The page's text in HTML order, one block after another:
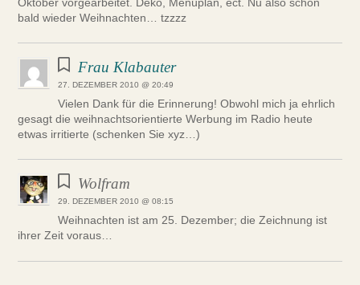
Oktober vorgearbeitet. Deko, Menüplan, ect. Nu also schon
bald wieder Weihnachten… tzzzz
Frau Klabauter
27. DEZEMBER 2010 @ 20:49
Vielen Dank für die Erinnerung! Obwohl mich ja ehrlich
gesagt die weihnachtsorientierte Werbung im Radio heute
etwas irritierte (schenken Sie xyz…)
Wolfram
29. DEZEMBER 2010 @ 08:15
Weihnachten ist am 25. Dezember; die Zeichnung ist
ihrer Zeit voraus…